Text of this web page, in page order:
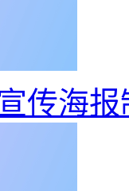
传海